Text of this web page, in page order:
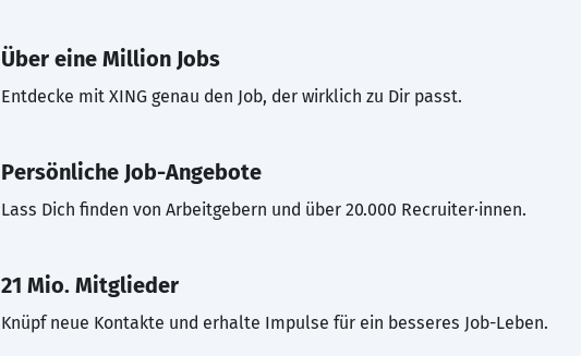
Über eine Million Jobs
Entdecke mit XING genau den Job, der wirklich zu Dir passt.
Persönliche Job-Angebote
Lass Dich finden von Arbeitgebern und über 20.000 Recruiter·innen.
21 Mio. Mitglieder
Knüpf neue Kontakte und erhalte Impulse für ein besseres Job-Leben.